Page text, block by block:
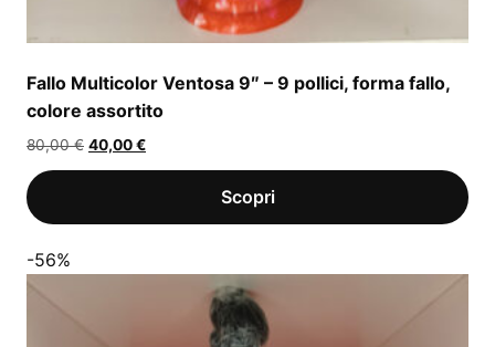
Fallo Multicolor Ventosa 9″ – 9 pollici, forma fallo,
colore assortito
80,00€ Il
prezzo
40,00€Il
prezzo
-56%